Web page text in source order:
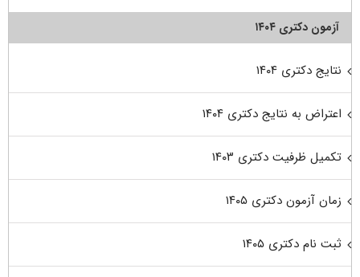
آزمون دکتری ۱۴۰۴
نتایج دکتری ۱۴۰۴
اعتراض به نتایج دکتری ۱۴۰۴
تکمیل ظرفیت دکتری ۱۴۰۳
زمان آزمون دکتری ۱۴۰۵
ثبت نام دکتری ۱۴۰۵